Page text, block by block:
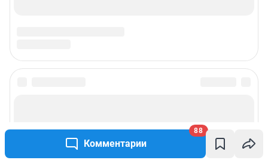
Комментарии
88
Сообщить новость